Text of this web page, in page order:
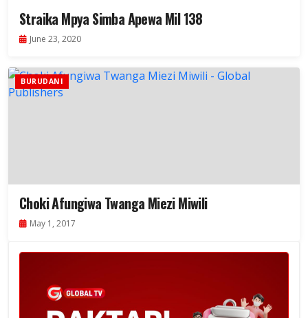
Straika Mpya Simba Apewa Mil 138
June 23, 2020
BURUDANI
Choki Afungiwa Twanga Miezi Miwili
May 1, 2017